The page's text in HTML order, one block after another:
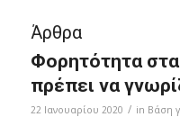
Άρθρα
Φορητότητα
πρέπει να
22 Ιανουαρίου 2020 / in Bάση